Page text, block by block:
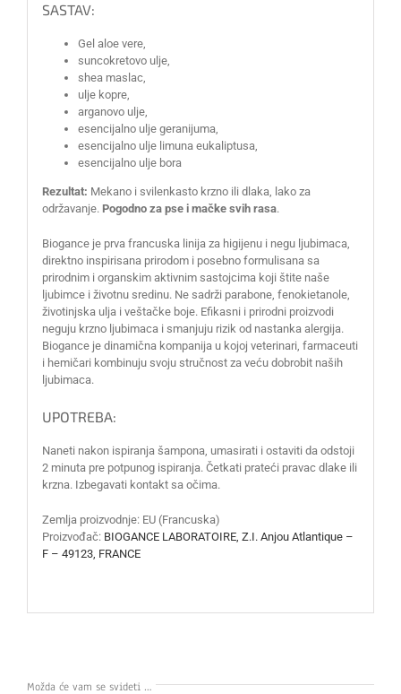
SASTAV:
Gel aloe vere,
suncokretovo ulje,
shea maslac,
ulje kopre,
arganovo ulje,
esencijalno ulje geranijuma,
esencijalno ulje limuna eukaliptusa,
esencijalno ulje bora
Rezultat: Mekano i svilenkasto krzno ili dlaka, lako za
održavanje. Pogodno za pse i mačke svih rasa.
Biogance je prva francuska linija za higijenu i negu ljubimaca,
direktno inspirisana prirodom i posebno formulisana sa
prirodnim i organskim aktivnim sastojcima koji štite naše
ljubimce i životnu sredinu. Ne sadrži parabone, fenokietanole,
životinjska ulja i veštačke boje. Efikasni i prirodni proizvodi
neguju krzno ljubimaca i smanjuju rizik od nastanka alergija.
Biogance je dinamična kompanija u kojoj veterinari, farmaceuti
i hemičari kombinuju svoju stručnost za veću dobrobit naših
ljubimaca.
UPOTREBA:
Naneti nakon ispiranja šampona, umasirati i ostaviti da odstoji
2 minuta pre potpunog ispiranja. Četkati prateći pravac dlake ili
krzna. Izbegavati kontakt sa očima.
Zemlja proizvodnje: EU (Francuska)
Proizvođač: BIOGANCE LABORATOIRE, Z.I. Anjou Atlantique –
F – 49123, FRANCE
Možda će vam se svideti …